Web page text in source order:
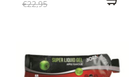
€22,95